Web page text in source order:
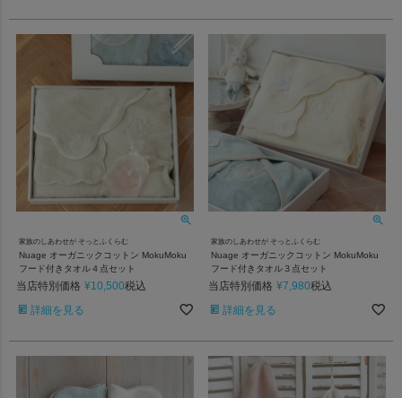
家族のしあわせが そっとふくらむ
Nuage オーガニックコットン MokuMoku
フード付きタオル４点セット
当店特別価格 ¥10,500税込
詳細を見る
家族のしあわせが そっとふくらむ
Nuage オーガニックコットン MokuMoku
フード付きタオル３点セット
当店特別価格 ¥7,980税込
詳細を見る